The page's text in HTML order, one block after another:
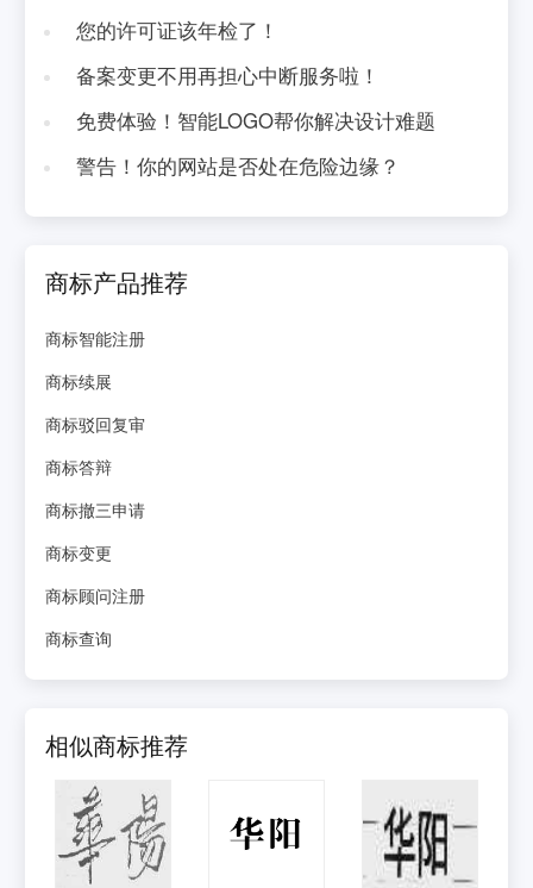
您的许可证该年检了！
备案变更不用再担心中断服务啦！
免费体验！智能LOGO帮你解决设计难题
警告！你的网站是否处在危险边缘？
商标产品推荐
商标智能注册
商标续展
商标驳回复审
商标答辩
商标撤三申请
商标变更
商标顾问注册
商标查询
相似商标推荐